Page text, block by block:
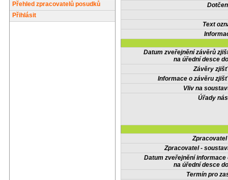
Přehled zpracovatelů posudků
Přihlásit
Text
Datum zveřejnění závěrů
na úřední desce
Závěry
Informace o závěru
Vliv na
Úřady
Zpracovatel -
Datum zveřejnění informace
na úřední desce
Termín pro